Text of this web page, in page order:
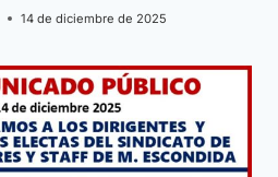
14 de diciembre de 2025